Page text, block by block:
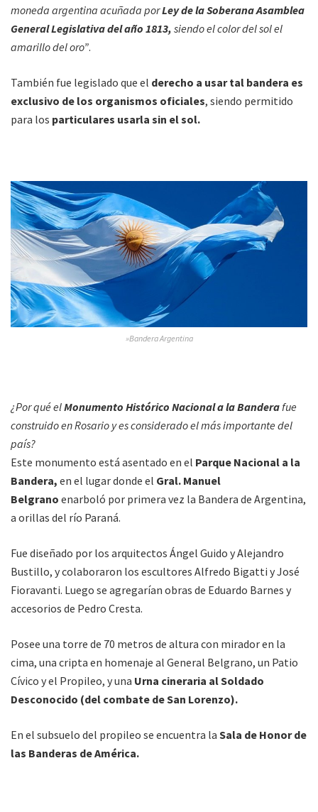
moneda argentina acuñada porLey de la Soberana Asamblea
General Legislativa del año 1813, siendo el color del sol el
amarillo del oro”.
También fue legislado que el derecho a usar tal bandera es
exclusivo de los organismos oficiales, siendo permitido
para los particulares usarla sin el sol.
»Bandera Argentina
¿Por qué elMonumento Histórico Nacional a la Bandera fue
construido en Rosario y es considerado el más importante del
país?
Este monumento está asentado en el Parque Nacional a la
Bandera, en el lugar donde el Gral. Manuel
Belgrano enarboló por primera vez la Bandera de Argentina,
a orillas del río Paraná.
Fue diseñado por los arquitectos Ángel Guido y Alejandro
Bustillo, y colaboraron los escultores Alfredo Bigatti y José
Fioravanti. Luego se agregarían obras de Eduardo Barnes y
accesorios de Pedro Cresta.
Posee una torre de 70 metros de altura con mirador en la
cima, una cripta en homenaje al General Belgrano, un Patio
Cívico y el Propileo, y una Urna cineraria al Soldado
Desconocido (del combate de San Lorenzo).
En el subsuelo del propileo se encuentra la Sala de Honor de
las Banderas de América.